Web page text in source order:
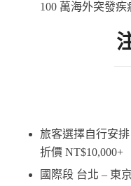
100 萬海外突發
旅客選擇自行安排
折價 NT$10,000+
國際段 台北 – 東